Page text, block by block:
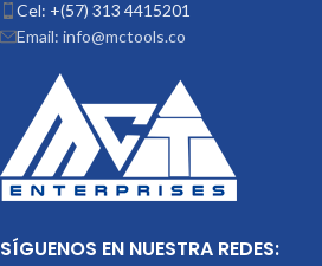
Cel: +(57) 313 4415201
Email: info@mctools.co
SÍGUENOS EN NUESTRA REDES: